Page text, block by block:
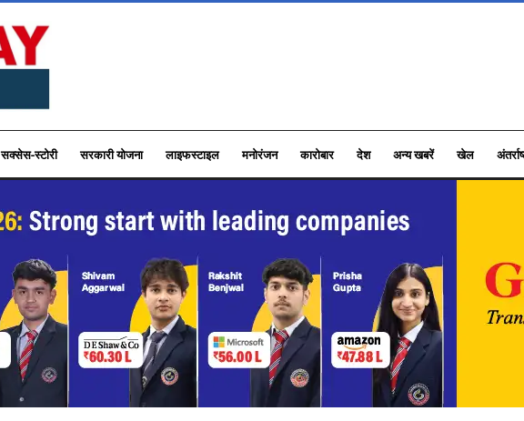
सक्सेस-स्टोरी सरकारी योजना लाइफस्टाइल मनोरंजन कारोबार देश अन्य खबरें खेल